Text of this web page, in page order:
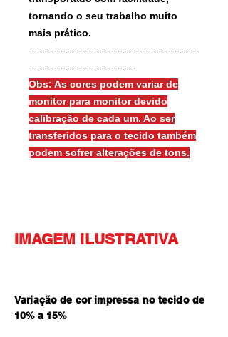
tornando o seu trabalho muito
mais prático.
------------------------------------------------
------------------------------
Obs: As cores podem variar de
monitor para monitor devido
calibração de cada um. Ao ser
transferidos para o tecido também
podem sofrer alterações de tons.
IMAGEM ILUSTRATIVA
Variação de cor impressa no tecido de
10% a 15%